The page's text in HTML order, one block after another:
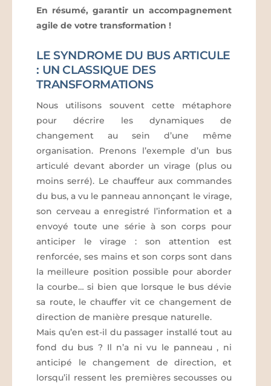
En résumé, garantir un accompagnement
agile de votre transformation !
LE SYNDROME DU BUS ARTICULE
: UN CLASSIQUE DES
TRANSFORMATIONS
Nous utilisons souvent cette métaphore
pour décrire les dynamiques de
changement au sein d’une même
organisation. Prenons l’exemple d’un bus
articulé devant aborder un virage (plus ou
moins serré). Le chauffeur aux commandes
du bus, a vu le panneau annonçant le virage,
son cerveau a enregistré l’information et a
envoyé toute une série à son corps pour
anticiper le virage : son attention est
renforcée, ses mains et son corps sont dans
la meilleure position possible pour aborder
la courbe… si bien que lorsque le bus dévie
sa route, le chauffer vit ce changement de
direction de manière presque naturelle.
Mais qu’en est-il du passager installé tout au
fond du bus ? Il n’a ni vu le panneau , ni
anticipé le changement de direction, et
lorsqu’il ressent les premières secousses ou